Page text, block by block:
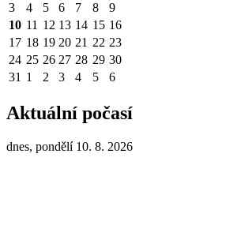
3
4 5 6 7 8
9
10 11 12 13 14 15 16
17 18 19 20 21 22 23
24 25 26 27 28 29 30
31 1 2 3 4 5 6
Aktuální počasí
dnes, pondělí 10. 8. 2026